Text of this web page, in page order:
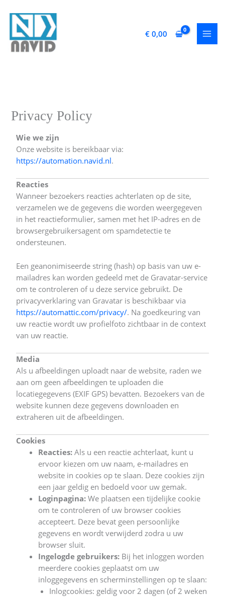
naar
inhoud
€ 0,00
Privacy Policy
Wie we zijn
Onze website is bereikbaar via:
https://automation.navid.nl.
Reacties
Wanneer bezoekers reacties achterlaten op de site,
verzamelen we de gegevens die worden weergegeven
in het reactieformulier, samen met het IP-adres en de
browsergebruikersagent om spamdetectie te
ondersteunen.
Een geanonimiseerde string (hash) op basis van uw e-
mailadres kan worden gedeeld met de Gravatar-service
om te controleren of u deze service gebruikt. De
privacyverklaring van Gravatar is beschikbaar via
https://automattic.com/privacy/. Na goedkeuring van
uw reactie wordt uw profielfoto zichtbaar in de context
van uw reactie.
Media
Als u afbeeldingen uploadt naar de website, raden we
aan om geen afbeeldingen te uploaden die
locatiegegevens (EXIF GPS) bevatten. Bezoekers van de
website kunnen deze gegevens downloaden en
extraheren uit de afbeeldingen.
Cookies
Reacties: Als u een reactie achterlaat, kunt u
ervoor kiezen om uw naam, e-mailadres en
website in cookies op te slaan. Deze cookies zijn
een jaar geldig en bedoeld voor uw gemak.
Loginpagina: We plaatsen een tijdelijke cookie
om te controleren of uw browser cookies
accepteert. Deze bevat geen persoonlijke
gegevens en wordt verwijderd zodra u uw
browser sluit.
Ingelogde gebruikers: Bij het inloggen worden
meerdere cookies geplaatst om uw
inloggegevens en scherminstellingen op te slaan:
Inlogcookies: geldig voor 2 dagen (of 2 weken